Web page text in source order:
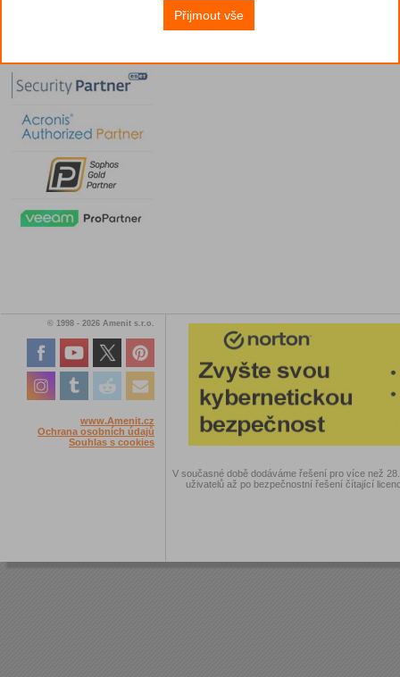
© 1998 - 2026 Amenit s.r.o.
www.Amenit.cz
Ochrana osobních údajů
Souhlas s cookies
V současné době dodáváme řešení pro více než
uživatelů až po bezpečnostní řešení čítající
Přijmout vše